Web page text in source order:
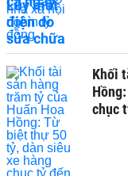
Khối
chục